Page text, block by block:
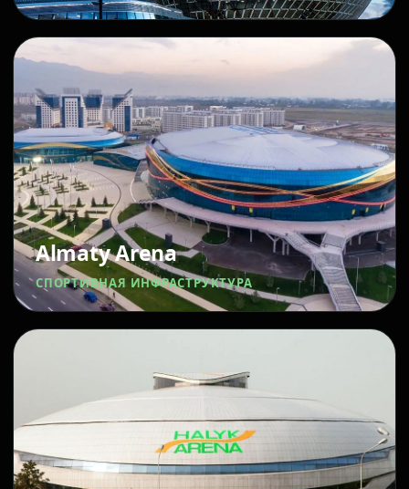
Almaty Arena
СПОРТИВНАЯ ИНФРАСТРУКТУРА